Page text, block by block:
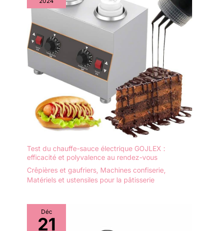
Test du chauffe-sauce électrique GOJLEX :
efficacité et polyvalence au rendez-vous
Crêpières et gaufriers Machines confiserie
Matériels et ustensiles pour la pâtisserie
Déc
21